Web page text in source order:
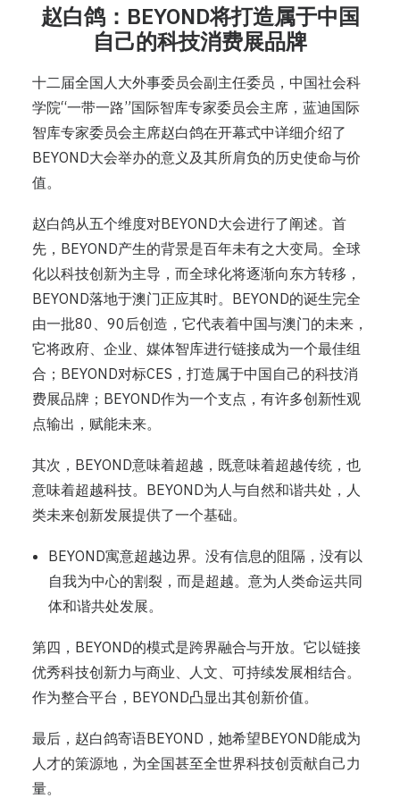
赵白鸽：BEYOND将打造属于中国
自己的科技消费展品牌
十二届全国人大外事委员会副主任委员，中国社会科
学院“一带一路”国际智库专家委员会主席，蓝迪国际
智库专家委员会主席赵白鸽在开幕式中详细介绍了
BEYOND大会举办的意义及其所肩负的历史使命与价
值。
赵白鸽从五个维度对BEYOND大会进行了阐述。首
先，BEYOND产生的背景是百年未有之大变局。全球
化以科技创新为主导，而全球化将逐渐向东方转移，
BEYOND落地于澳门正应其时。BEYOND的诞生完全
由一批80、90后创造，它代表着中国与澳门的未来，
它将政府、企业、媒体智库进行链接成为一个最佳组
合；BEYOND对标CES，打造属于中国自己的科技消
费展品牌；BEYOND作为一个支点，有许多创新性观
点输出，赋能未来。
其次，BEYOND意味着超越，既意味着超越传统，也
意味着超越科技。BEYOND为人与自然和谐共处，人
类未来创新发展提供了一个基础。
BEYOND寓意超越边界。没有信息的阻隔，没有以
自我为中心的割裂，而是超越。意为人类命运共同
体和谐共处发展。
第四，BEYOND的模式是跨界融合与开放。它以链接
优秀科技创新力与商业、人文、可持续发展相结合。
作为整合平台，BEYOND凸显出其创新价值。
最后，赵白鸽寄语BEYOND，她希望BEYOND能成为
人才的策源地，为全国甚至全世界科技创贡献自己力
量。